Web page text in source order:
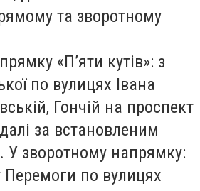
та зворотному
«П’яти кутів»: з
по вулицях Івана
Гончій на проспект
за встановленим
зворотному напрямку:
Перемоги по вулицях